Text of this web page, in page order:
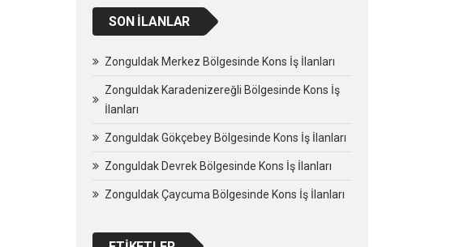
SON İLANLAR
Zonguldak Merkez Bölgesinde Kons İş İlanları
Zonguldak Karadenizereğli Bölgesinde Kons İş
İlanları
Zonguldak Gökçebey Bölgesinde Kons İş İlanları
Zonguldak Devrek Bölgesinde Kons İş İlanları
Zonguldak Çaycuma Bölgesinde Kons İş İlanları